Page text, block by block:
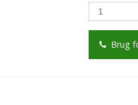
Brug